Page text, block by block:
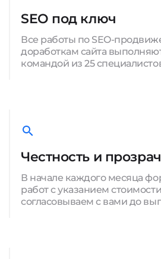
SEO под ключ
Все работы по SEO-
доработкам сайта
командой из 25
Честность и
В начале каждого месяца
работ с указанием
согласовываем с вами до